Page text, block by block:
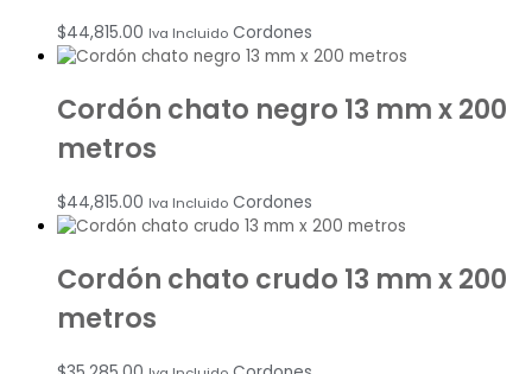
$44,815.00 Iva Incluido Cordones
Cordón chato negro 13 mm x 200
metros
$44,815.00 Iva Incluido Cordones
Cordón chato crudo 13 mm x 200
metros